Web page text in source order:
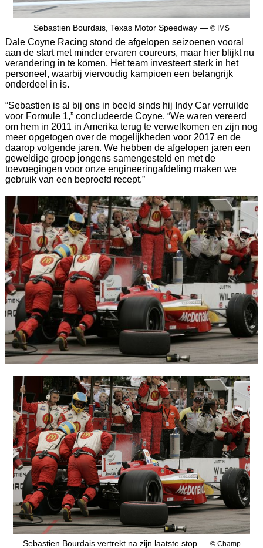
Sebastien Bourdais, Texas Motor Speedway — © IMS
Dale Coyne Racing stond de afgelopen seizoenen vooral
aan de start met minder ervaren coureurs, maar hier blijkt nu
verandering in te komen. Het team investeert sterk in het
personeel, waarbij viervoudig kampioen een belangrijk
onderdeel in is.
“Sebastien is al bij ons in beeld sinds hij Indy Car verruilde
voor Formule 1,” concludeerde Coyne. “We waren vereerd
om hem in 2011 in Amerika terug te verwelkomen en zijn nog
meer opgetogen over de mogelijkheden voor 2017 en de
daarop volgende jaren. We hebben de afgelopen jaren een
geweldige groep jongens samengesteld en met de
toevoegingen voor onze engineeringafdeling maken we
gebruik van een beproefd recept.”
Sebastien Bourdais vertrekt na zijn laatste stop — © Champ